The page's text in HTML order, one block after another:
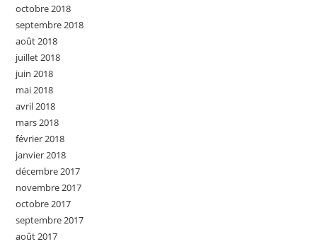
octobre 2018
septembre 2018
août 2018
juillet 2018
juin 2018
mai 2018
avril 2018
mars 2018
février 2018
janvier 2018
décembre 2017
novembre 2017
octobre 2017
septembre 2017
août 2017